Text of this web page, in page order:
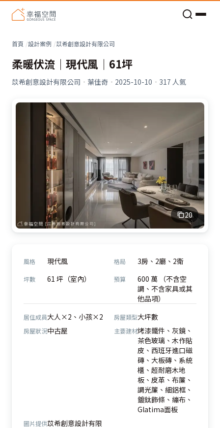
首頁 設計案例 苡希創意設計有限公司
柔暖伏流｜現代風｜61坪
苡希創意設計有限公司 · 葉佳奇 · 2025-10-10 · 317 人氣
20
風格 現代風 格局 3房、2廳、2衛
坪數 61 坪（室內） 預算
600 萬 （不含空
調、不含家具或其
他品項）
居住成員大人×2、小孩×2 房屋類型大坪數
房屋狀況中古屋 主要建材烤漆鐵件、灰鏡、
茶色玻璃、木作貼
皮、西班牙進口磁
磚、大板磚、系統
櫃、超耐磨木地
板、皮革、布簾、
調光簾、細鋁框、
鍍鈦飾條、繃布、
Glatima面板
圖片提供苡希創意設計有限